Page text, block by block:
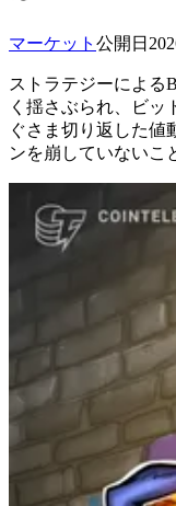
マーケット 公開日
ストラテジーによる
く揺さぶられ、ビッ
ぐさま切り返した値
ンを崩していないこ